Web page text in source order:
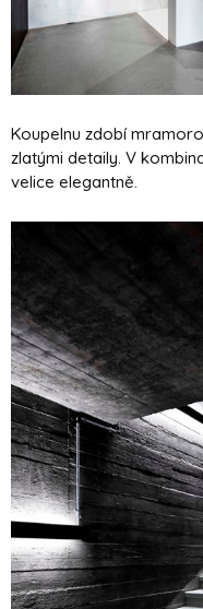
Koupelnu zdobí
zlatými detaily. V
velice elegantně.